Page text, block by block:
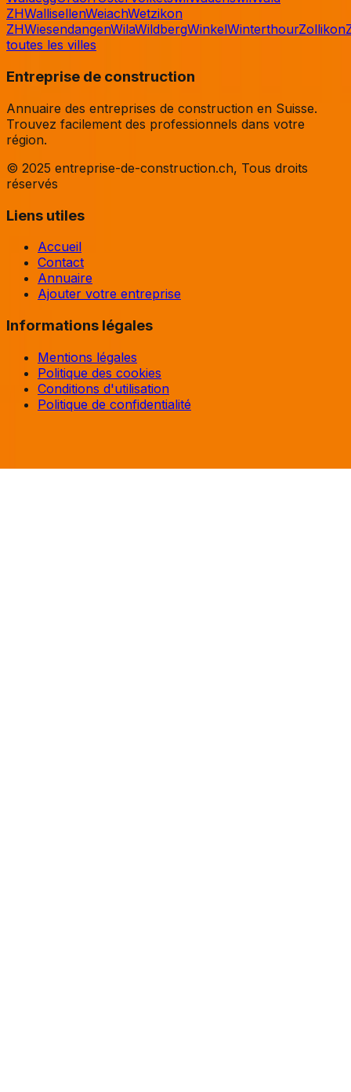
ZHWallisellenWeiachWetzikon
ZHWiesendangenWilaWildbergWinkelWinterthourZollikon
toutes les villes
Entreprise de construction
Annuaire des entreprises de construction en Suisse.
Trouvez facilement des professionnels dans votre
région.
© 2025 entreprise-de-construction.ch, Tous droits
réservés
Liens utiles
Accueil
Contact
Annuaire
Ajouter votre entreprise
Informations légales
Mentions légales
Politique des cookies
Conditions d'utilisation
Politique de confidentialité